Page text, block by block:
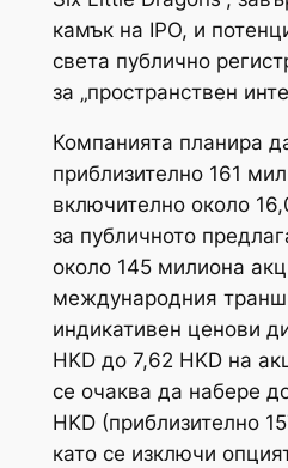
камък на IPO, и
света публично
за „пространствен
Компанията планира
приблизително 161
включително около
за публичното
около 145 милиона
международния
индикативен ценови
HKD до 7,62 HKD на
се очаква да набере
HKD (приблизително
като се изключи